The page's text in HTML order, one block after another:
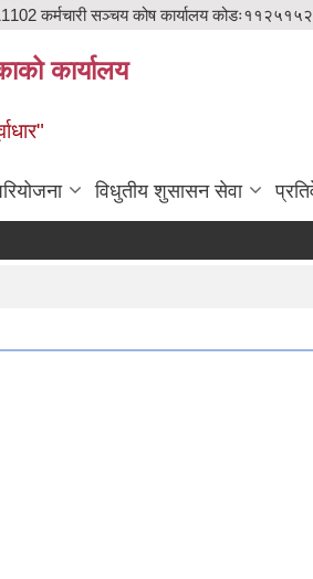
कर्मचारी सञ्चय कोष कार्यालय कोडः११२५१५२
कार्यालय
विधुतीय शुसासन सेवा